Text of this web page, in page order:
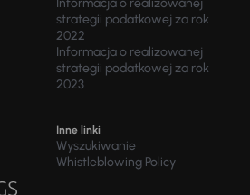
Informacja o realizowanej
strategii podatkowej za rok
2022
Informacja o realizowanej
strategii podatkowej za rok
2023
Inne linki
Wyszukiwanie
Whistleblowing Policy